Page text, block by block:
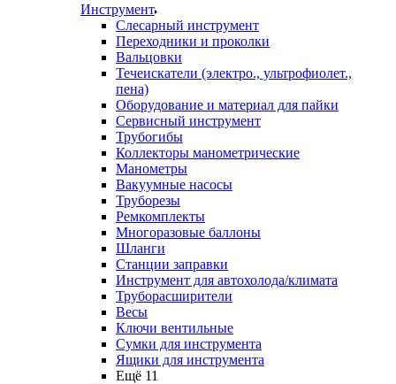
Инструмент
Слесарный инструмент
Переходники и проколки
Вальцовки
Течеискатели (электро., ультрофиолет.,
пена)
Оборудование и материал для пайки
Сервисный инструмент
Трубогибы
Коллекторы манометрические
Манометры
Вакуумные насосы
Труборезы
Ремкомплекты
Многоразовые баллоны
Шланги
Станции заправки
Инструмент для автохолода/климата
Труборасширители
Весы
Ключи вентильные
Сумки для инструмента
Ящики для инструмента
Ещё 11